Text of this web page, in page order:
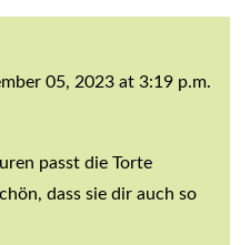
05, 2023 at 3:19 p.m.
passt die Torte
dass sie dir auch so